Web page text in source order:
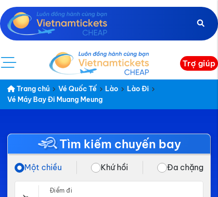
Trợ giúp
Trang chủ Vé Quốc Tế Lào
Lào Đi
Vé Máy Bay Đi Muang Meung
Tìm kiếm chuyến bay
Một chiều Khứ hồi Đa chặng
Điểm đi